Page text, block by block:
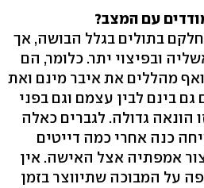
עם המצב?
בתולים בגלל הבושה, אך
ובפיצוי יתר. כלומר, הם
מהללים את איבר מינם ואת
בינם לבין עצמם וגם בפני
הונאה גדולה. לגברים כאלה
כנה אחרי כמה דייטים
אמפתיה אצל האישה. אין
על המבוכה שתיווצר בזמן